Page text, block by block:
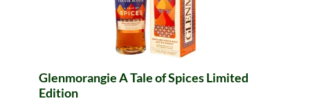
Glenmorangie A Tale of Spices Limited
Edition